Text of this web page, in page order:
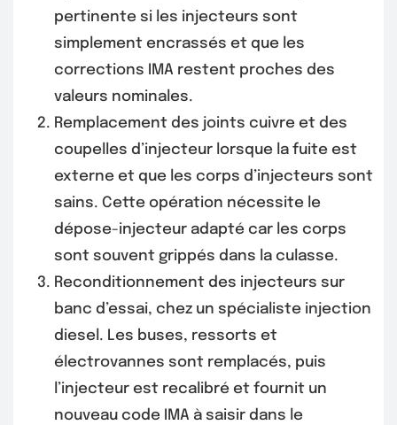
pertinente si les injecteurs sont
simplement encrassés et que les
corrections IMA restent proches des
valeurs nominales.
Remplacement des joints cuivre et des
coupelles d’injecteur lorsque la fuite est
externe et que les corps d’injecteurs sont
sains. Cette opération nécessite le
dépose-injecteur adapté car les corps
sont souvent grippés dans la culasse.
Reconditionnement des injecteurs sur
banc d’essai, chez un spécialiste injection
diesel. Les buses, ressorts et
électrovannes sont remplacés, puis
l’injecteur est recalibré et fournit un
nouveau code IMA à saisir dans le